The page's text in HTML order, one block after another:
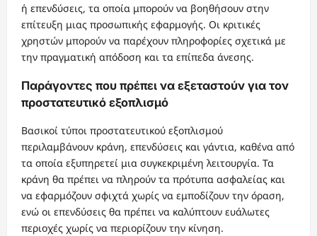
ή επενδύσεις, τα οποία μπορούν να βοηθήσουν στην
επίτευξη μιας προσωπικής εφαρμογής. Οι κριτικές
χρηστών μπορούν να παρέχουν πληροφορίες σχετικά με
την πραγματική απόδοση και τα επίπεδα άνεσης.
Παράγοντες που πρέπει να εξεταστούν για τον
προστατευτικό εξοπλισμό
Βασικοί τύποι προστατευτικού εξοπλισμού
περιλαμβάνουν κράνη, επενδύσεις και γάντια, καθένα από
τα οποία εξυπηρετεί μια συγκεκριμένη λειτουργία. Τα
κράνη θα πρέπει να πληρούν τα πρότυπα ασφαλείας και
να εφαρμόζουν σφιχτά χωρίς να εμποδίζουν την όραση,
ενώ οι επενδύσεις θα πρέπει να καλύπτουν ευάλωτες
περιοχές χωρίς να περιορίζουν την κίνηση.